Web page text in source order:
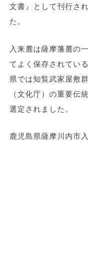
文書』として刊行さ
た。
入来麓は薩摩藩麓の
てよく保存されてい
県では知覧武家屋敷
（文化庁）の重要伝
選定されました。
鹿児島県薩摩川内市